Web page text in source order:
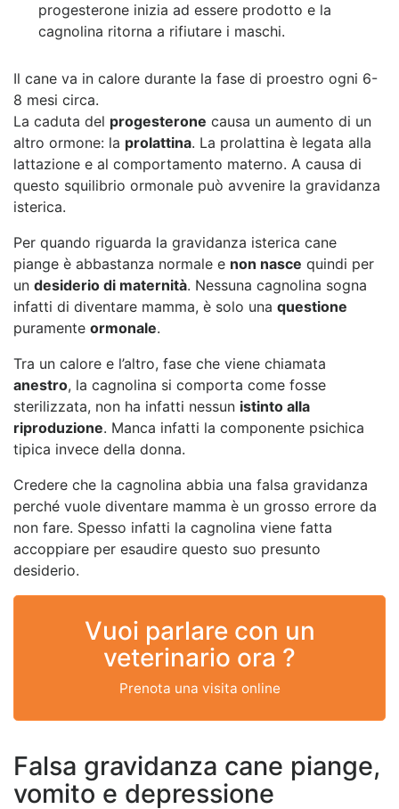
progesterone inizia ad essere prodotto e la
cagnolina ritorna a rifiutare i maschi.
Il cane va in calore durante la fase di proestro ogni 6-
8 mesi circa.
La caduta del progesterone causa un aumento di un
altro ormone: la prolattina. La prolattina è legata alla
lattazione e al comportamento materno. A causa di
questo squilibrio ormonale può avvenire la gravidanza
isterica.
Per quando riguarda la gravidanza isterica cane
piange è abbastanza normale e non nasce quindi per
un desiderio di maternità. Nessuna cagnolina sogna
infatti di diventare mamma, è solo una questione
puramente ormonale.
Tra un calore e l’altro, fase che viene chiamata
anestro, la cagnolina si comporta come fosse
sterilizzata, non ha infatti nessun istinto alla
riproduzione. Manca infatti la componente psichica
tipica invece della donna.
Credere che la cagnolina abbia una falsa gravidanza
perché vuole diventare mamma è un grosso errore da
non fare. Spesso infatti la cagnolina viene fatta
accoppiare per esaudire questo suo presunto
desiderio.
Vuoi parlare con un
veterinario ora ?
Prenota una visita online
Falsa gravidanza cane piange,
vomito e depressione